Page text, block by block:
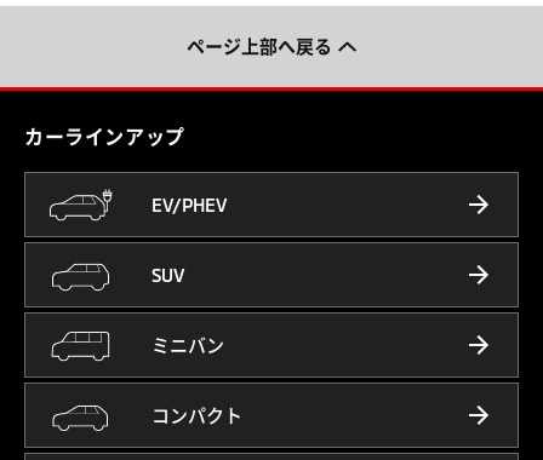
ページ上部へ戻る
カーラインアップ
EV/PHEV
SUV
ミニバン
コンパクト